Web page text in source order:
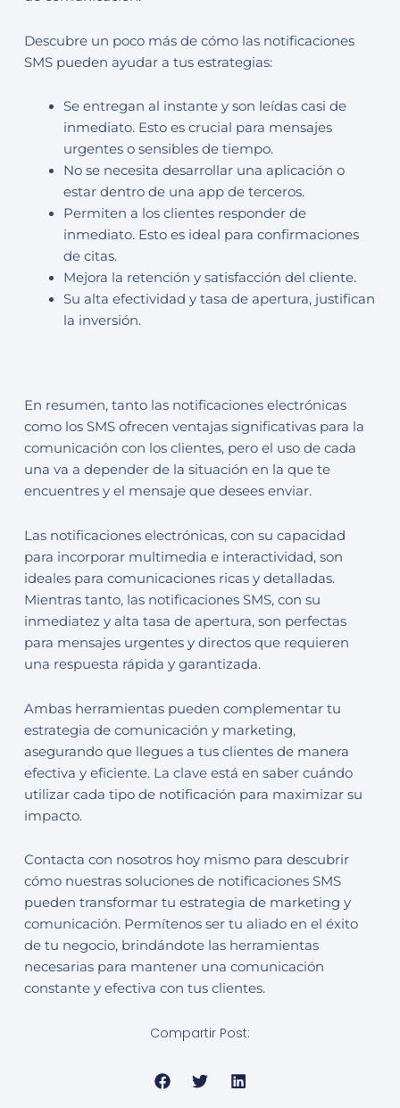
Descubre un poco más de cómo las notificaciones
SMS pueden ayudar a tus estrategias:
Se entregan al instante y son leídas casi de
inmediato. Esto es crucial para mensajes
urgentes o sensibles de tiempo.
No se necesita desarrollar una aplicación o
estar dentro de una app de terceros.
Permiten a los clientes responder de
inmediato. Esto es ideal para confirmaciones
de citas.
Mejora la retención y satisfacción del cliente.
Su alta efectividad y tasa de apertura, justifican
la inversión.
En resumen, tanto las notificaciones electrónicas
como los SMS ofrecen ventajas significativas para la
comunicación con los clientes, pero el uso de cada
una va a depender de la situación en la que te
encuentres y el mensaje que desees enviar.
Las notificaciones electrónicas, con su capacidad
para incorporar multimedia e interactividad, son
ideales para comunicaciones ricas y detalladas.
Mientras tanto, las notificaciones SMS, con su
inmediatez y alta tasa de apertura, son perfectas
para mensajes urgentes y directos que requieren
una respuesta rápida y garantizada.
Ambas herramientas pueden complementar tu
estrategia de comunicación y marketing,
asegurando que llegues a tus clientes de manera
efectiva y eficiente. La clave está en saber cuándo
utilizar cada tipo de notificación para maximizar su
impacto.
Contacta con nosotros hoy mismo para descubrir
cómo nuestras soluciones de notificaciones SMS
pueden transformar tu estrategia de marketing y
comunicación. Permítenos ser tu aliado en el éxito
de tu negocio, brindándote las herramientas
necesarias para mantener una comunicación
constante y efectiva con tus clientes.
Compartir Post: